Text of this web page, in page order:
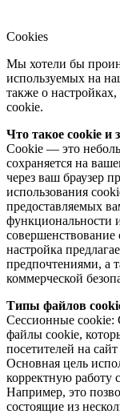
Cookies
Мы хотели бы
используемых на
также о
cookie.
Что такое cookie и
Cookie — это
сохраняется на
через ваш браузер
использования
предоставляемых
функциональности
настройка
предпочтениями, а
коммерческой
Типы файлов
Сессионные
файлы cookie,
посетителей на
Основная цель
корректную работу
Например, это
состоящие из